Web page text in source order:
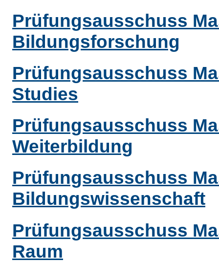
Prüfungsausschuss
Bildungsforschung
Prüfungsausschuss
Studies
Prüfungsausschuss
Weiterbildung
Prüfungsausschuss
Bildungswissenschaft
Prüfungsausschuss
Raum